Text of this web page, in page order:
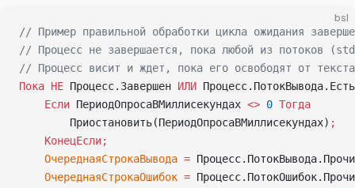
bsl
// Пример правильной обработки цикла ожидания
// Процесс не завершается, пока любой из потоков
// Процесс висит и ждет, пока его освободят от
Пока НЕ Процесс.Завершен ИЛИ
    Если
ПериодОпросаВМиллисекундах <> 0 Тогда
        Приостановить(ПериодОпросаВМиллисекундах)
;
    КонецЕсли;
    ОчереднаяСтрокаВывода
=
    ОчереднаяСтрокаОшибок
=